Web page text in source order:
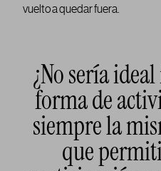
vuelto a quedar fuera.
¿No sería
forma de
siempre la
que